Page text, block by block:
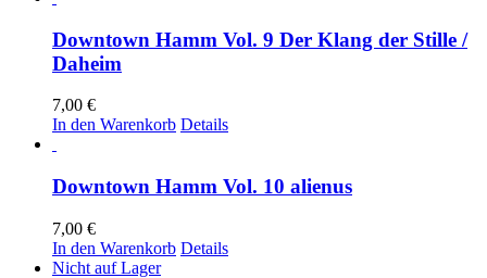
Downtown Hamm Vol. 9 Der Klang der Stille /
Daheim
7,00 €
In den Warenkorb Details
Downtown Hamm Vol. 10 alienus
7,00 €
In den Warenkorb Details
Nicht auf Lager